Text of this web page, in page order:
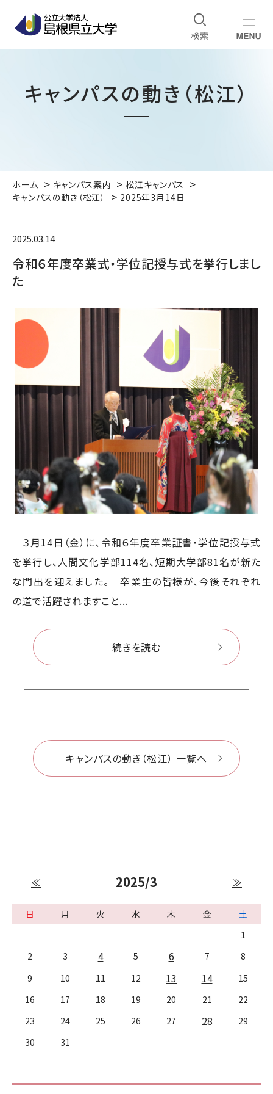
キャンパスの動き（松江）
ホーム キャンパス案内
松江キャンパス
キャンパスの動き（松江）
2025年3月14日
2025.03.14
令和６年度卒業式・学位記授与式を挙行しまし
た
３月14日（金）に、令和６年度卒業証書・学位記授与式
を挙行し、人間文化学部114名、短期大学部81名が新た
な門出を迎えました。 卒業生の皆様が、今後それぞれ
の道で活躍されますこと...
続きを読む
キャンパスの動き（松江） 一覧へ
≪ 2025/3 ≫
日 月 火 水 木 金
土
1
2
3 4 5 6 7
8
9
10 11 12 13 14
15
16
17 18 19 20 21
22
23
24 25 26 27 28
29
30
31